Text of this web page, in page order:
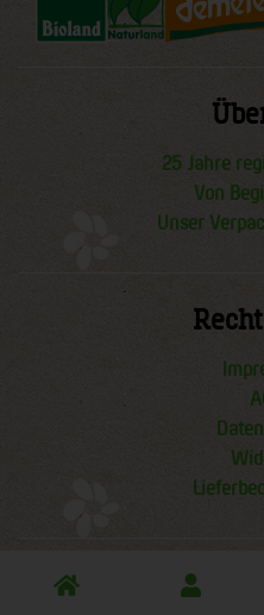
25 Jahre
Von
Unser
Lieferbedingungen